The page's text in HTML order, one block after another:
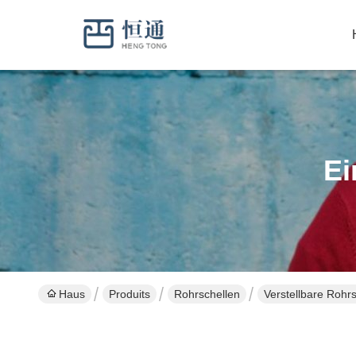
Haus Produits Rohrschellen Verstellbare